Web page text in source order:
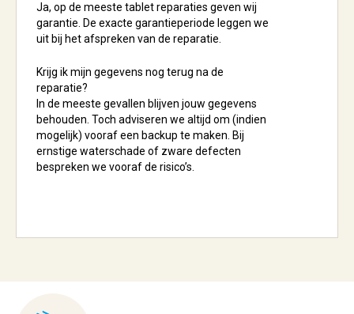
Ja, op de meeste tablet reparaties geven wij
garantie. De exacte garantieperiode leggen we
uit bij het afspreken van de reparatie.
Krijg ik mijn gegevens nog terug na de
reparatie?
In de meeste gevallen blijven jouw gegevens
behouden. Toch adviseren we altijd om (indien
mogelijk) vooraf een backup te maken. Bij
ernstige waterschade of zware defecten
bespreken we vooraf de risico’s.